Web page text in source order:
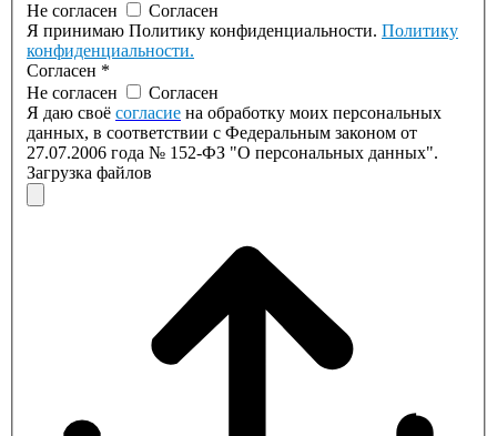
Не согласен
Согласен
Я принимаю Политику конфиденциальности. Политику
конфиденциальности.
Согласен *
Не согласен
Согласен
Я даю своё согласие на обработку моих персональных
данных, в соответствии с Федеральным законом от
27.07.2006 года № 152-ФЗ "О персональных данных".
Загрузка файлов